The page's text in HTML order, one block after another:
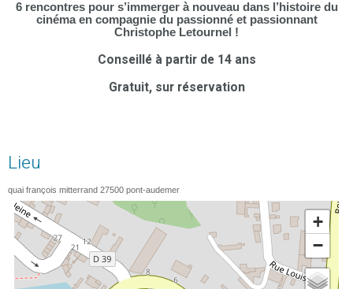
6 rencontres pour s’immerger à nouveau dans l’histoire du
cinéma en compagnie du passionné et passionnant
Christophe Letournel !
Conseillé à partir de 14 ans
Gratuit, sur réservation
Lieu
quai françois mitterrand 27500 pont-audemer
+
−